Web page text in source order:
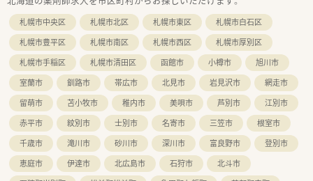
札幌市中央区 札幌市北区 札幌市東区
札幌市白石区
札幌市豊平区
札幌市南区 札幌市西区
札幌市厚別区
札幌市手稲区
札幌市清田区 函館市 小樽市
旭川市
室蘭市
釧路市 帯広市 北見市 岩見沢市
網走市
留萌市
苫小牧市 稚内市 美唄市 芦別市
江別市
赤平市
紋別市 士別市 名寄市 三笠市
根室市
千歳市
滝川市 砂川市 深川市 富良野市
登別市
恵庭市
伊達市 北広島市 石狩市
北斗市